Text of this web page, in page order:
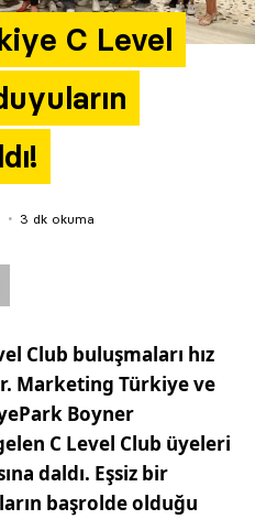
C Level
3 dk okuma
Club buluşmaları hız
Marketing Türkiye ve
Boyner
C Level Club üyeleri
daldı. Eşsiz bir
başrolde olduğu